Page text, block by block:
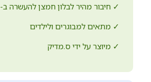
✓ חיבור מהיר לבלון חמצן להעשרה ב-100% חמצן
✓ מתאים למבוגרים ולילדים
✓ מיוצר על ידי ס.מדיק